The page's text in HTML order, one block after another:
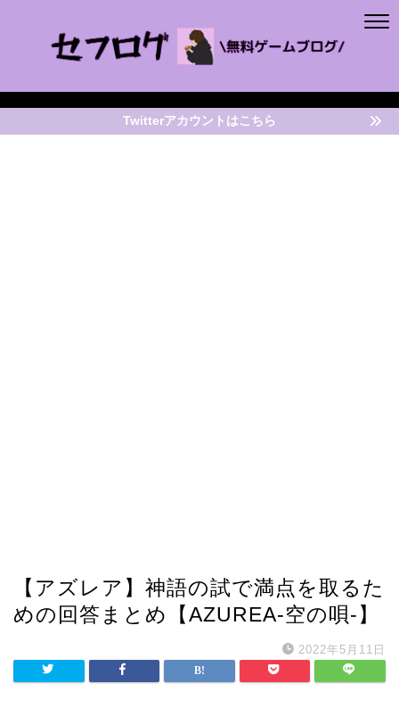
Twitterアカウントはこちら
【アズレア】神語の試で満点を取るた
めの回答まとめ【AZUREA-空の唄-】
2022年5月11日